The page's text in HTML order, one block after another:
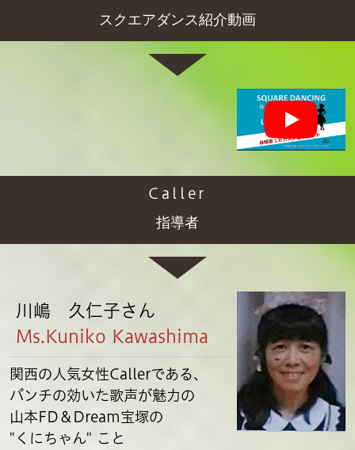
スクエアダンス紹介動画
Caller
指導者
川嶋 久仁子さん
Ms.Kuniko Kawashima
関西の人気女性Callerである、
パンチの効いた歌声が魅力の
山本FD＆Dream宝塚の
"くにちゃん" こと